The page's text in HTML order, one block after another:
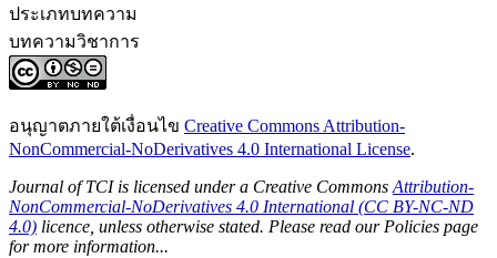
ประเภทบทความ
บทความวิชาการ
อนุญาตภายใต้เงื่อนไข Creative Commons Attribution-
NonCommercial-NoDerivatives 4.0 International License.
Journal of TCI is licensed under a Creative Commons Attribution-
NonCommercial-NoDerivatives 4.0 International (CC BY-NC-ND
4.0) licence, unless otherwise stated. Please read our Policies page
for more information...